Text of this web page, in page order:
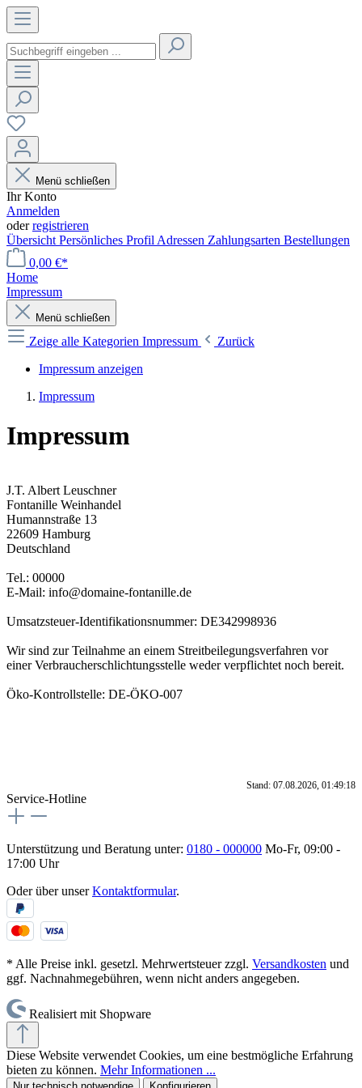
Menü schließen
Ihr Konto
Anmelden
oderregistrieren
Übersicht Persönliches Profil Adressen Zahlungsarten Bestellungen
0,00 €*
Home
Impressum
Menü schließen
Zeige alle Kategorien Impressum
Zurück
Impressum anzeigen
Impressum
Impressum
J.T. Albert Leuschner
Fontanille Weinhandel
Humannstraße 13
22609 Hamburg
Deutschland
Tel.: 00000
E-Mail: info@domaine-fontanille.de
Umsatzsteuer-Identifikationsnummer: DE342998936
Wir sind zur Teilnahme an einem Streitbeilegungsverfahren vor
einer Verbraucherschlichtungsstelle weder verpflichtet noch bereit.
Öko-Kontrollstelle: DE-ÖKO-007
Stand: 07.08.2026, 01:49:18
Service-Hotline
Unterstützung und Beratung unter: 0180 - 000000 Mo-Fr, 09:00 -
17:00 Uhr
Oder über unserKontaktformular.
* Alle Preise inkl. gesetzl. Mehrwertsteuer zzgl. Versandkosten und
ggf. Nachnahmegebühren, wenn nicht anders angegeben.
Realisiert mit Shopware
Diese Website verwendet Cookies, um eine bestmögliche Erfahrung
bieten zu können. Mehr Informationen ...